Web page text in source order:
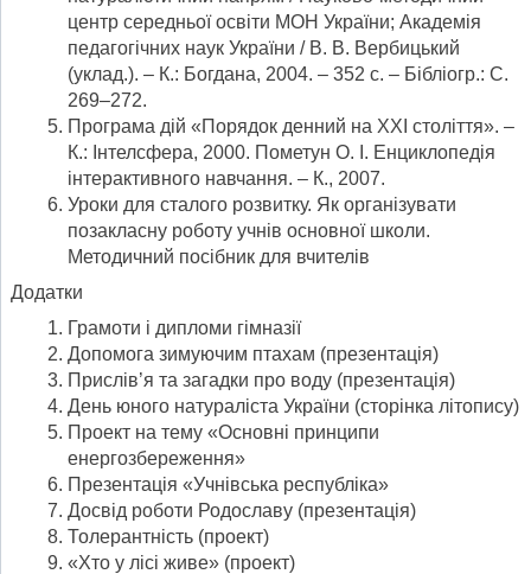
центр середньої освіти МОН України; Академія
педагогічних наук України / В. В. Вербицький
(уклад.). – К.: Богдана, 2004. – 352 с. – Бібліогр.: С.
269–272.
Програма дій «Порядок денний на ХХІ століття». –
К.: Інтелсфера, 2000. Пометун О. І. Енциклопедія
інтерактивного навчання. – К., 2007.
Уроки для сталого розвитку. Як організувати
позакласну роботу учнів основної школи.
Методичний посібник для вчителів
Додатки
Грамоти і дипломи гімназії
Допомога зимуючим птахам (презентація)
Прислів’я та загадки про воду (презентація)
День юного натураліста України (сторінка літопису)
Проект на тему «Основні принципи
енергозбереження»
Презентація «Учнівська республіка»
Досвід роботи Родославу (презентація)
Толерантність (проект)
«Хто у лісі живе» (проект)